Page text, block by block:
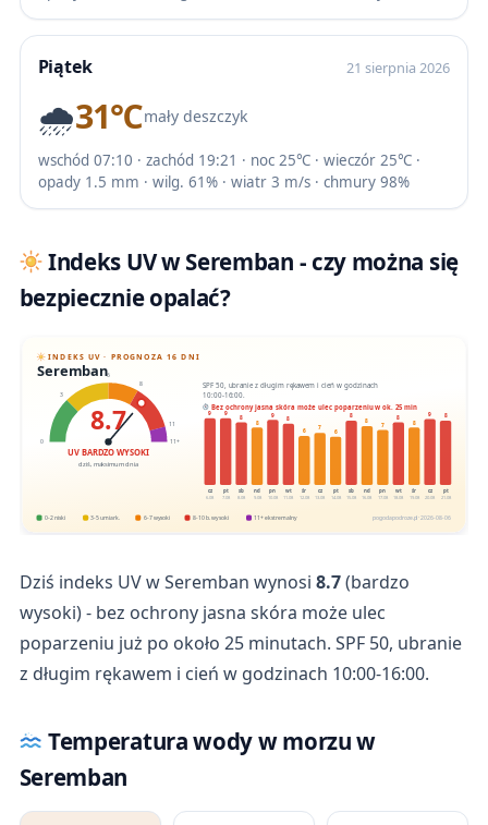
Piątek 21 sierpnia 2026
🌧️31℃mały deszczyk
wschód 07:10 · zachód 19:21 · noc 25℃ · wieczór 25℃ ·
opady 1.5 mm · wilg. 61% · wiatr 3 m/s · chmury 98%
Indeks UV w Seremban - czy można się
bezpiecznie opalać?
INDEKS UV · PROGNOZA 16 DNI
Seremban
0
3
6
8
11
11+
8.7
UV BARDZO WYSOKI
dziś, maksimum dnia
SPF 50, ubranie z długim rękawem i cień w godzinach
10:00-16:00.
Bez ochrony jasna skóra może ulec poparzeniu w ok. 25 min
9
cz
6.08
9
pt
7.08
8
sb
8.08
8
nd
9.08
9
pn
10.08
8
wt
11.08
6
śr
12.08
7
cz
13.08
6
pt
14.08
8
sb
15.08
8
nd
16.08
7
pn
17.08
8
wt
18.08
8
śr
19.08
9
cz
20.08
8
pt
21.08
0-2 niski 3-5 umiark. 6-7 wysoki 8-10 b. wysoki 11+ ekstremalny pogodapodroze.pl · 2026-08-06
Dziś indeks UV w Seremban wynosi 8.7(bardzo
wysoki) - bez ochrony jasna skóra może ulec
poparzeniu już po około 25 minutach. SPF 50, ubranie
z długim rękawem i cień w godzinach 10:00-16:00.
Temperatura wody w morzu w
Seremban